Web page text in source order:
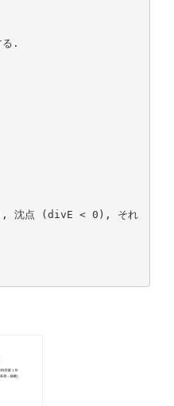
る.
沈点 (divE < 0), それ